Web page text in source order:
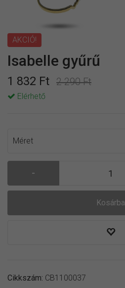
AKCIÓ!
Isabelle gyűrű
1 832 Ft 2 290 Ft
Elérhető
Kosárba
Cikkszám: CB1100037